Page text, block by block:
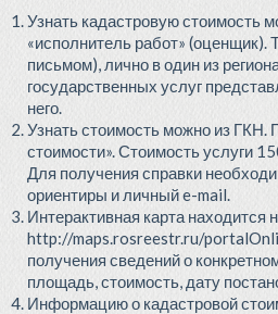
Узнать кадастровую стоимость
«исполнитель работ»
письмом), лично в один из
государственных услуг
него.
Узнать стоимость можно из ГКН.
стоимости». Стоимость услуги
Для получения справки
ориентиры и личный e-mail.
Интерактивная карта
http://maps.rosreestr.ru/
получения сведений о
площадь, стоимость, дату
Информацию о кадастровой